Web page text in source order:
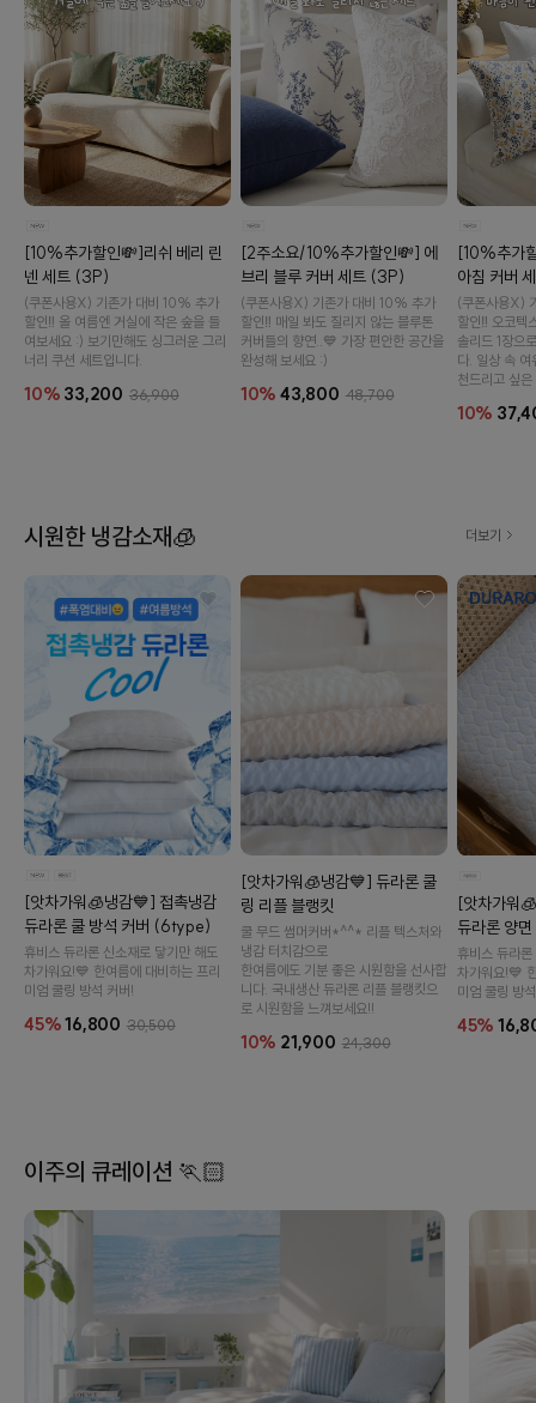
바솜
[10%추가할인💸]리쉬 베리 린
넨 세트 (3P)
(쿠폰사용X) 기존가 대비 10% 추가
할인‼️ 올 여름엔 거실에 작은 숲을 들
여보세요 :) 보기만해도 싱그러운 그리
너리 쿠션 세트입니다.
10% 33,200 36,900
[2주소요/10%추가할인💸] 에
브리 블루 커버 세트 (3P)
(쿠폰사용X) 기존가 대비 10% 추가
할인‼️ 매일 봐도 질리지 않는 블루톤
커버들의 향연..💙 가장 편안한 공간을
완성해 보세요 :)
10%43,800 48,700
[10%추가
아침 커버
(쿠폰사용X)
할인‼️ 오코텍
솔리드 1장으
다. 일상 속 여
천드리고 싶
10%
시원한 냉감소재🧊 더보기
[앗차가워🧊냉감💙] 접촉냉감
듀라론 쿨 방석 커버 (6type)
휴비스 듀라론 신소재로 닿기만 해도
차가워요!💙 한여름에 대비하는 프리
미엄 쿨링 방석 커버!
45%16,800 30,500
[앗차가워🧊냉감💙] 듀라론 쿨
링 리플 블랭킷
쿨 무드 썸머커버*^^* 리플 텍스처와
냉감 터치감으로
한여름에도 기분 좋은 시원함을 선사합
니다. 국내생산 듀라론 리플 블랭킷으
로 시원함을 느껴보세요!!
10% 21,900 24,300
[앗차가워
듀라론 양
휴비스 듀라
차가워요!💙
미엄 쿨링 방
45%
이주의 큐레이션 🏃🏻